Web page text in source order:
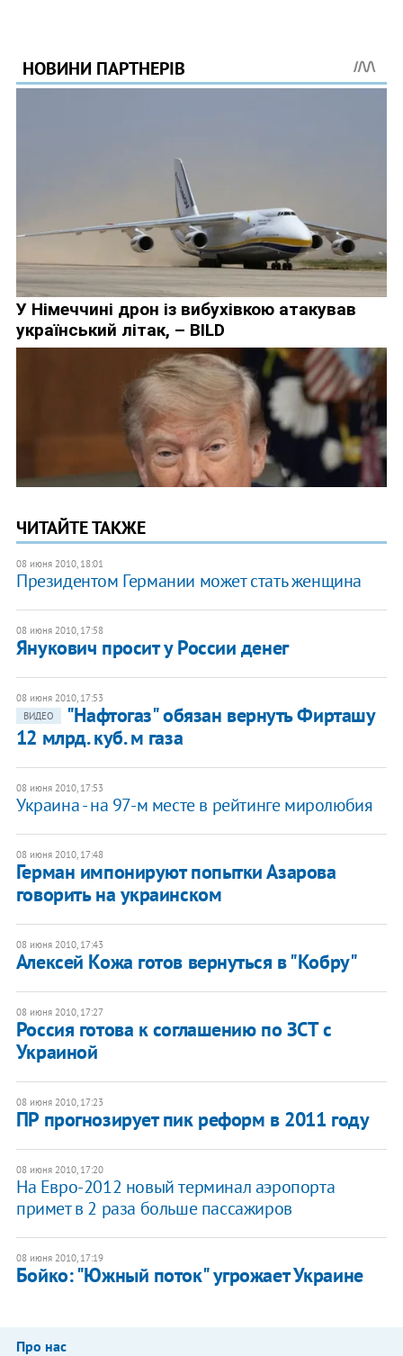
ЧИТАЙТЕ ТАКЖЕ
08 июня 2010, 18:01
Президентом Германии может стать женщина
08 июня 2010, 17:58
Янукович просит у России денег
08 июня 2010, 17:53
ВИДЕО
"Нафтогаз" обязан вернуть Фирташу
12 млрд. куб. м газа
08 июня 2010, 17:53
Украина - на 97-м месте в рейтинге миролюбия
08 июня 2010, 17:48
Герман импонируют попытки Азарова
говорить на украинском
08 июня 2010, 17:43
Алексей Кожа готов вернуться в "Кобру"
08 июня 2010, 17:27
Россия готова к соглашению по ЗСТ с
Украиной
08 июня 2010, 17:23
ПР прогнозирует пик реформ в 2011 году
08 июня 2010, 17:20
На Евро-2012 новый терминал аэропорта
примет в 2 раза больше пассажиров
08 июня 2010, 17:19
Бойко: "Южный поток" угрожает Украине
Про нас